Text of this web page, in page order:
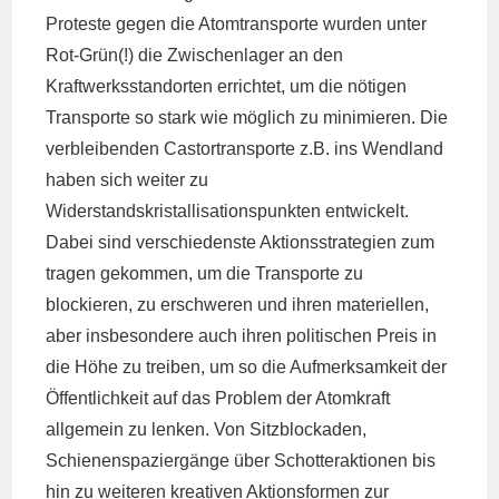
Proteste gegen die Atomtransporte wurden unter
Rot-Grün(!) die Zwischenlager an den
Kraftwerksstandorten errichtet, um die nötigen
Transporte so stark wie möglich zu minimieren. Die
verbleibenden Castortransporte z.B. ins Wendland
haben sich weiter zu
Widerstandskristallisationspunkten entwickelt.
Dabei sind verschiedenste Aktionsstrategien zum
tragen gekommen, um die Transporte zu
blockieren, zu erschweren und ihren materiellen,
aber insbesondere auch ihren politischen Preis in
die Höhe zu treiben, um so die Aufmerksamkeit der
Öffentlichkeit auf das Problem der Atomkraft
allgemein zu lenken. Von Sitzblockaden,
Schienenspaziergänge über Schotteraktionen bis
hin zu weiteren kreativen Aktionsformen zur